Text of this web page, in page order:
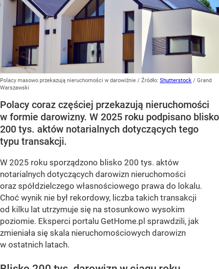
Polacy masowo przekazują nieruchomości w darowiźnie / Źródło: Shutterstock / Grand
Warszawski
Polacy coraz częściej przekazują nieruchomości
w formie darowizny. W 2025 roku podpisano blisko
200 tys. aktów notarialnych dotyczących tego
typu transakcji.
W 2025 roku sporządzono blisko 200 tys. aktów
notarialnych dotyczących darowizn nieruchomości
oraz spółdzielczego własnościowego prawa do lokalu.
Choć wynik nie był rekordowy, liczba takich transakcji
od kilku lat utrzymuje się na stosunkowo wysokim
poziomie. Eksperci portalu GetHome.pl sprawdzili, jak
zmieniała się skala nieruchomościowych darowizn
w ostatnich latach.